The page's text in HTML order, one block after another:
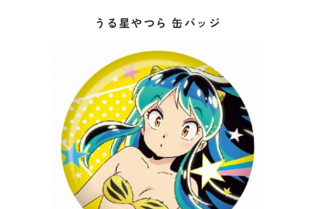
うる星やつら 缶バッジ